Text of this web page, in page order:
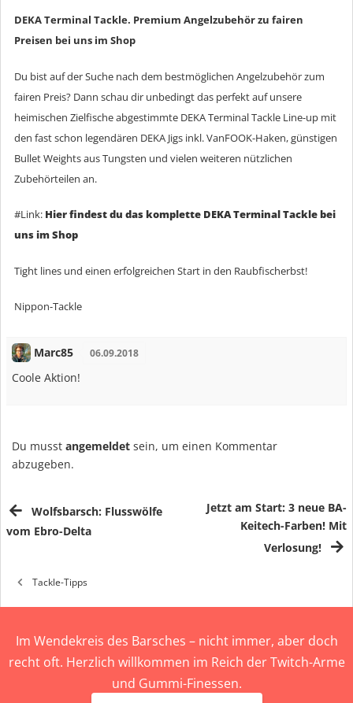
DEKA Terminal Tackle. Premium Angelzubehör zu fairen
Preisen bei uns im Shop
Du bist auf der Suche nach dem bestmöglichen Angelzubehör zum
fairen Preis? Dann schau dir unbedingt das perfekt auf unsere
heimischen Zielfische abgestimmte DEKA Terminal Tackle Line-up mit
den fast schon legendären DEKA Jigs inkl. VanFOOK-Haken, günstigen
Bullet Weights aus Tungsten und vielen weiteren nützlichen
Zubehörteilen an.
#Link: Hier findest du das komplette DEKA Terminal Tackle bei
uns im Shop
Tight lines und einen erfolgreichen Start in den Raubfischerbst!
Nippon-Tackle
Marc85 06.09.2018
Coole Aktion!
Du musst angemeldet sein, um einen Kommentar
abzugeben.
Wolfsbarsch: Flusswölfe
vom Ebro-Delta
Jetzt am Start: 3 neue BA-
Keitech-Farben! Mit
Verlosung!
Tackle-Tipps
Im Wendekreis des Barsches – nicht immer, aber doch
recht oft. Herzlich willkommen im Reich der Twitch-Arme
und Gummi-Finessen.